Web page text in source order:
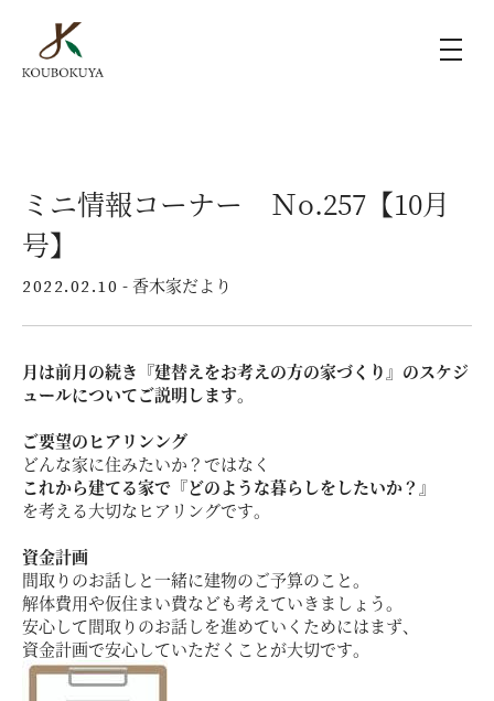
施工事例
ラインナップ
香木家通信
お客様の声
ムービー
リノベーション
ミニ情報コーナー Ｎo.257【10月
号】
2022.02.10 - 香木家だより
月は前月の続き『建替えをお考えの方の家づくり』のスケジ
ュールについてご説明します。
ご要望のヒアリンング
どんな家に住みたいか？ではなく
これから建てる家で『どのような暮らしをしたいか？』
を考える大切なヒアリングです。
資金計画
間取りのお話しと一緒に建物のご予算のこと。
解体費用や仮住まい費なども考えていきましょう。
安心して間取りのお話しを進めていくためにはまず、
資金計画で安心していただくことが大切です。